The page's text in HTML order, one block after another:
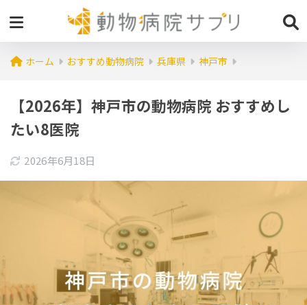
ホーム おすすめ動物病院 兵庫県 神戸市
【2026年】神戸市の動物病院 おすすめし
たい8医院
2026年6月18日